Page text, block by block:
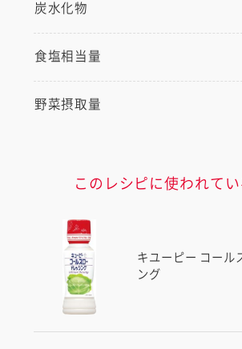
炭水化物
食塩相当量
野菜摂取量
このレシピに使われて
キユーピー コール
ング